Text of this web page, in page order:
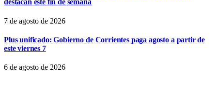
destacan este fin de semana
7 de agosto de 2026
Plus unificado: Gobierno de Corrientes paga agosto a partir de
este viernes 7
6 de agosto de 2026